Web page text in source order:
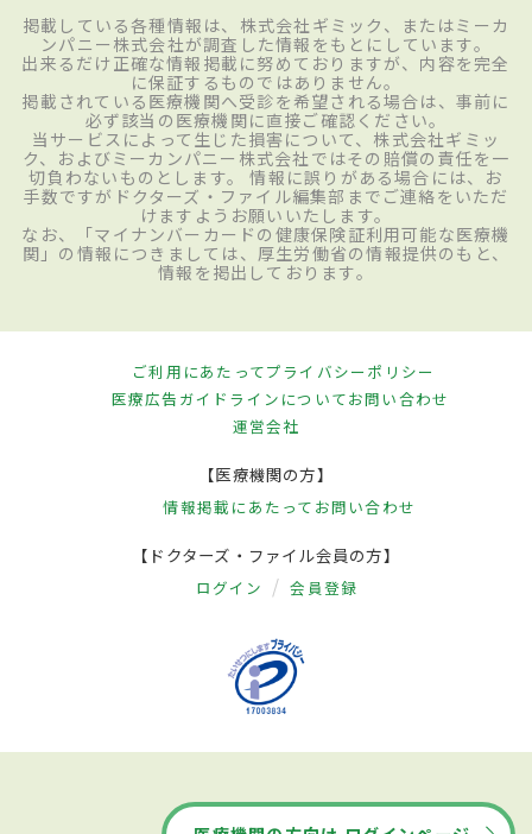
掲載している各種情報は、株式会社ギミック、またはミーカ
ンパニー株式会社が調査した情報をもとにしています。
出来るだけ正確な情報掲載に努めておりますが、内容を完全
に保証するものではありません。
掲載されている医療機関へ受診を希望される場合は、事前に
必ず該当の医療機関に直接ご確認ください。
当サービスによって生じた損害について、株式会社ギミッ
ク、およびミーカンパニー株式会社ではその賠償の責任を一
切負わないものとします。 情報に誤りがある場合には、お
手数ですがドクターズ・ファイル編集部までご連絡をいただ
けますようお願いいたします。
なお、「マイナンバーカードの健康保険証利用可能な医療機
関」の情報につきましては、厚生労働省の情報提供のもと、
情報を掲出しております。
ご利用にあたってプライバシーポリシー
医療広告ガイドラインについてお問い合わせ
運営会社
【医療機関の方】
情報掲載にあたって お問い合わせ
【ドクターズ・ファイル会員の方】
ログイン 会員登録